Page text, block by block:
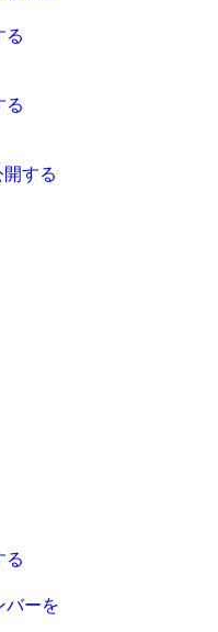
る
る
する
る
バーを